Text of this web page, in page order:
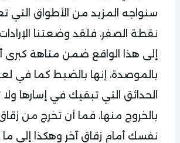
سنواجه المزيد من الأطواق التي
نقطة الصفر، فلقد وضعتنا الإرادات
إلى هذا الواقع ضمن متاهة كبرى
بالموصدة، إنها بالضبط كما في
الحدائق التي تبقيك في إسارها
بالخروج منها، فما أن تخرج من
نفسك أمام زقاق آخر وهكذا إلى ما